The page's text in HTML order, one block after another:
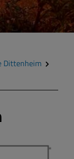
Dittenheim